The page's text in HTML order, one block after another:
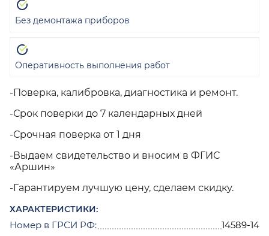
-Поверка, калибровка, диагностика и ремонт.
-Срок поверки до 7 календарных дней
-Срочная поверка от 1 дня
-Выдаем свидетельство и вносим в ФГИС
«Аршин»
-Гарантируем лучшую цену, сделаем скидку.
ХАРАКТЕРИСТИКИ:
Номер в ГРСИ РФ:
14589-14
Без демонтажа приборов
Оперативность выполнения работ